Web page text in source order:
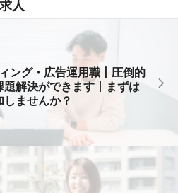
人
ング・広告運用職丨圧倒的
解決ができます丨まずは
ませんか？